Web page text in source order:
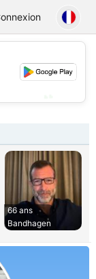
66 ans
Bandhagen